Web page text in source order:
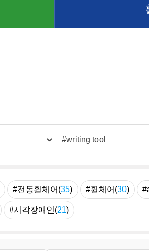
#전동휠체어(35) #휠체어(30)
#시각장애인(21)